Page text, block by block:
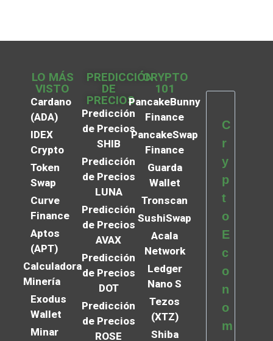
LO MÁS
VISTO
Cardano
(ADA)
IDEX
Crypto
Token
Swap
Curve
Finance
Aptos
(APT)
Calculadora
Minería
Exodus
Wallet
Minar
PREDICCIÓN
DE
PRECIOS
Predicción
de Precios
SHIB
Predicción
de Precios
LUNA
Predicción
de Precios
AVAX
Predicción
de Precios
DOT
Predicción
de Precios
ROSE
CRYPTO
101
PancakeBunny
Finance
PancakeSwap
Finance
Guarda
Wallet
Tronscan
SushiSwap
Acala
Network
Ledger
Nano S
Tezos
(XTZ)
Shiba
C
r
y
p
t
o
E
c
o
n
o
m